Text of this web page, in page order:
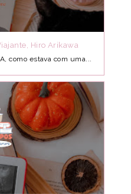
Hiro Arikawa
como estava com uma...